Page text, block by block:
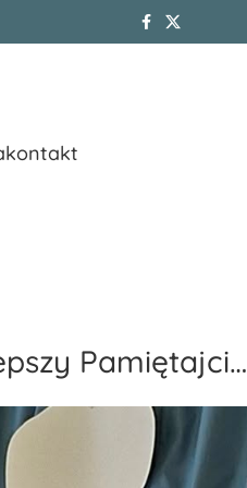
kontakt
Pamiętajci…